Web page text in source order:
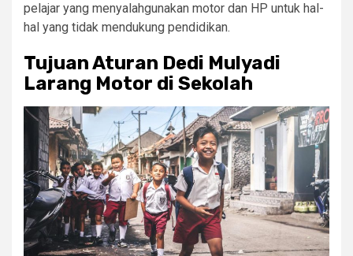
pelajar yang menyalahgunakan motor dan HP untuk hal-
hal yang tidak mendukung pendidikan.
Tujuan Aturan Dedi Mulyadi
Larang Motor di Sekolah